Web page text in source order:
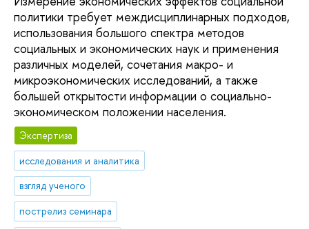
политики требует междисциплинарных подходов,
использования большого спектра методов
социальных и экономических наук и применения
различных моделей, сочетания макро- и
микроэкономических исследований, а также
большей открытости информации о социально-
экономическом положении населения.
Экспертиза
исследования и аналитика
взгляд ученого
пострелиз семинара